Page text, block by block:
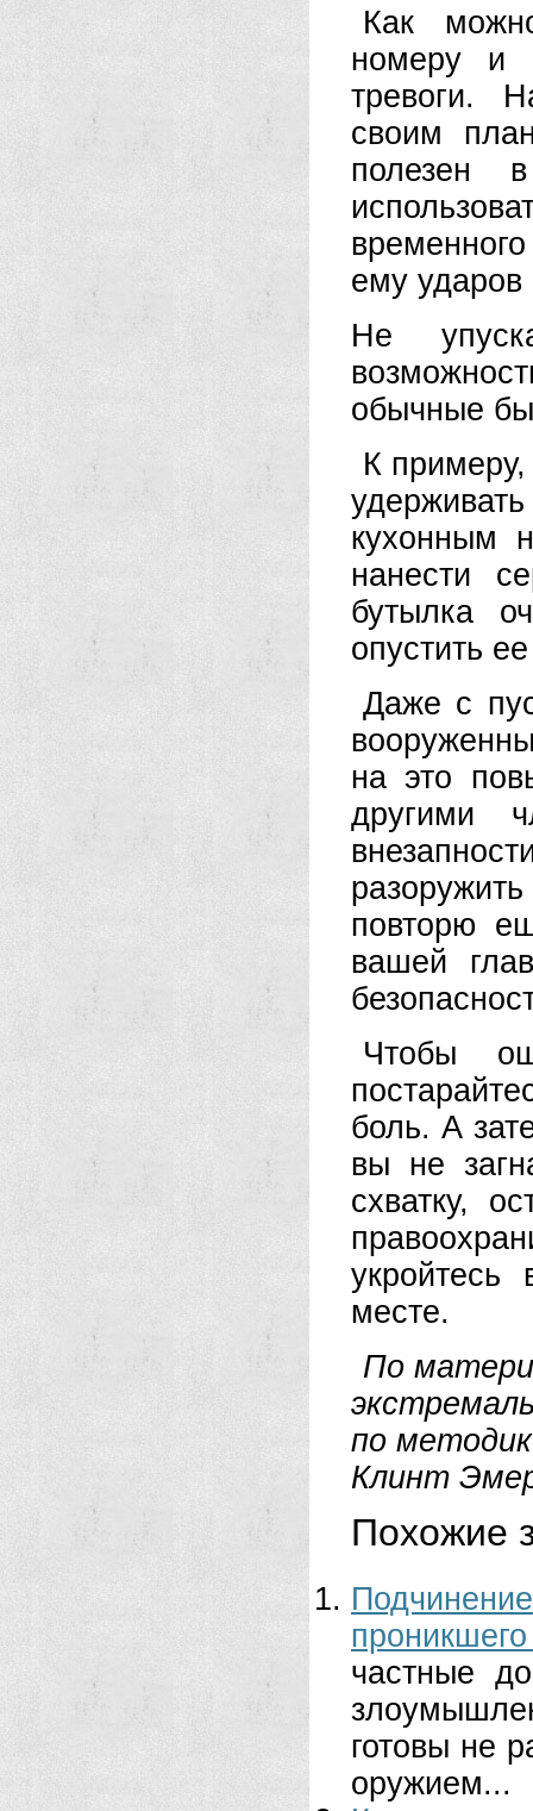
Как
номеру и
тревоги.
своим
полезен
ему ударов
Не
обычные
К
кухонным
нанести
бутылка
опустить
Даже с
на это
другими
повторю
вашей
Чтобы
боль. А
вы не
схватку,
месте.
По
по
Клинт
Похожие
частные
готовы не
оружием...